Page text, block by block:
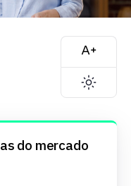
do mercado